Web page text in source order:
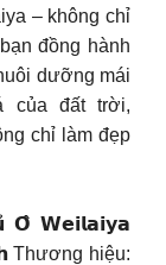
– không chỉ
đồng hành
dưỡng mái
của đất trời,
chỉ làm đẹp
𝗪𝗲𝗶𝗹𝗮𝗶𝘆𝗮
hiệu: